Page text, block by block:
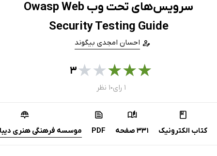
سرویس‌های تحت وب Owasp Web
Security Testing Guide
احسان امجدی بیگوند
★
★
★
★
★۳
۱ رای ● ۱ نظر
کتاب الکترونیک 331 صفحه PDF موسسه فرهنگی هنری